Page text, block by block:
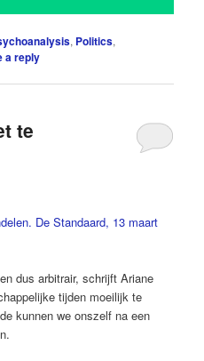
, Politics,
a reply
te
De Standaard, 13 maart
dus arbitrair, schrijft Ariane
tijden moeilijk te
kunnen we onszelf na een